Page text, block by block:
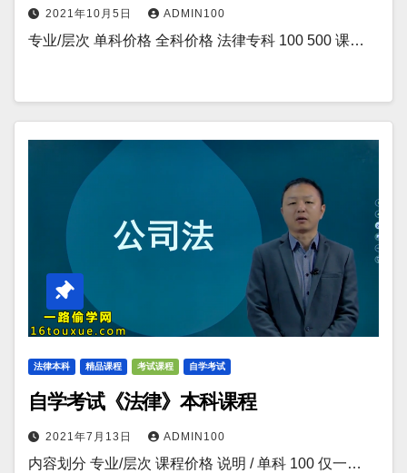
2021年10月5日 ADMIN100
专业/层次 单科价格 全科价格 法律专科 100 500 课…
法律本科 精品课程 考试课程 自学考试
自学考试《法律》本科课程
2021年7月13日 ADMIN100
内容划分 专业/层次 课程价格 说明 / 单科 100 仅一…